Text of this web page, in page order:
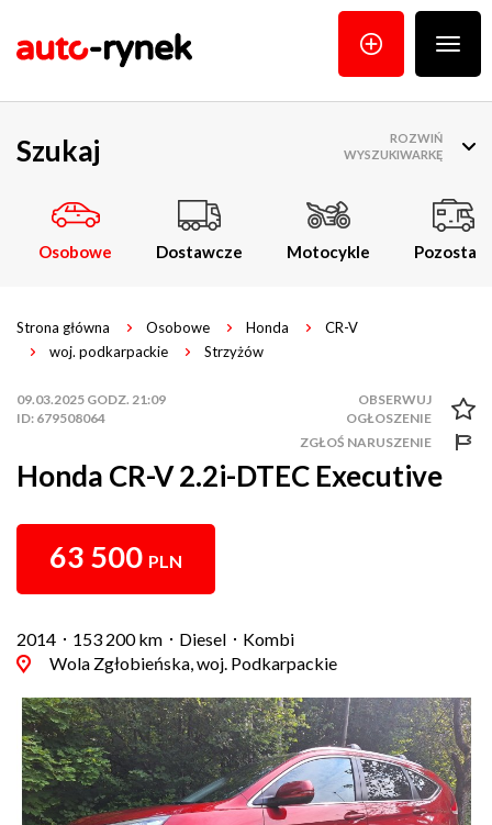
menu
Szukaj
Osobowe Dostawcze Motocykle Pozostałe
ROZWIŃ
WYSZUKIWARKĘ
Strona główna Osobowe Honda
CR-V
woj. podkarpackie
Strzyżów
09.03.2025 GODZ. 21:09
ID: 679508064
ZGŁOŚ NARUSZENIE
Honda CR-V 2.2i-DTEC Executive
63 500 PLN
2014 153 200 km Diesel
Kombi
Wola Zgłobieńska, woj. Podkarpackie